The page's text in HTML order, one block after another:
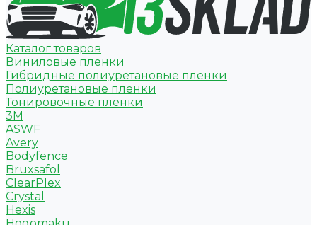
Каталог товаров
Виниловые пленки
Гибридные полиуретановые пленки
Полиуретановые пленки
Тонировочные пленки
3M
ASWF
Avery
Bodyfence
Bruxsafol
ClearPlex
Crystal
Hexis